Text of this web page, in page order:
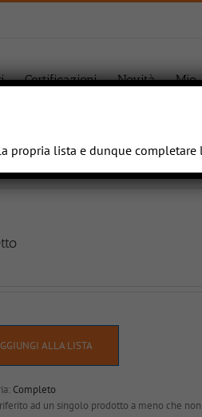
Certificazioni Novità Mio
ALLA LISTA
Completo
ad un singolo prodotto a meno che
propria lista e dunque